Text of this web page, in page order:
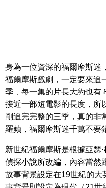
身為一位資深的福爾摩斯迷
福爾摩斯戲劇，一定要來追
季，每一集的片長大約也有
接近一部短電影的長度，所
剛追完完整的三季，真的非
羅蘋，福爾摩斯迷千萬不要
新世紀福爾摩斯是根據亞瑟
偵探小說所改編，內容當然
故事背景設定在19世紀的大